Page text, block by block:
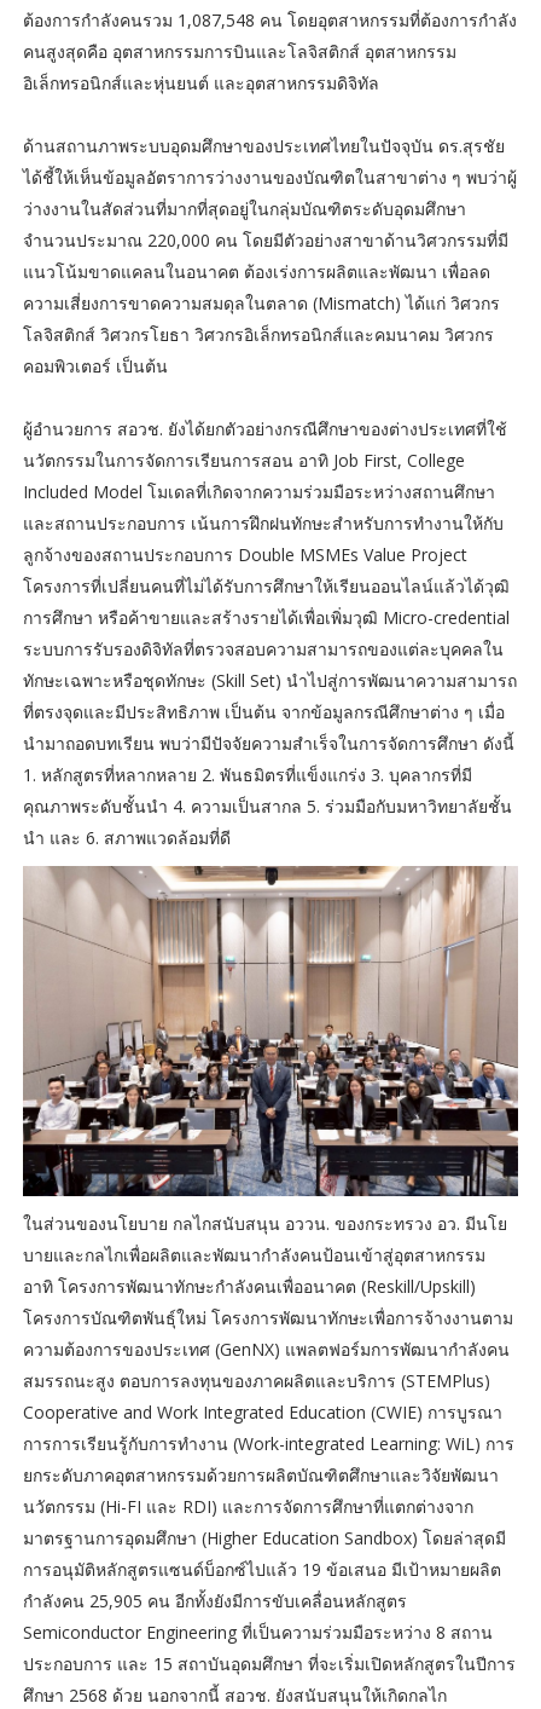
ต้องการกำลังคนรวม 1,087,548 คน โดยอุตสาหกรรมที่ต้องการกำลัง
คนสูงสุดคือ อุตสาหกรรมการบินและโลจิสติกส์ อุตสาหกรรม
อิเล็กทรอนิกส์และหุ่นยนต์ และอุตสาหกรรมดิจิทัล
ด้านสถานภาพระบบอุดมศึกษาของประเทศไทยในปัจจุบัน ดร.สุรชัย
ได้ชี้ให้เห็นข้อมูลอัตราการว่างงานของบัณฑิตในสาขาต่าง ๆ พบว่าผู้
ว่างงานในสัดส่วนที่มากที่สุดอยู่ในกลุ่มบัณฑิตระดับอุดมศึกษา
จำนวนประมาณ 220,000 คน โดยมีตัวอย่างสาขาด้านวิศวกรรมที่มี
แนวโน้มขาดแคลนในอนาคต ต้องเร่งการผลิตและพัฒนา เพื่อลด
ความเสี่ยงการขาดความสมดุลในตลาด (Mismatch) ได้แก่ วิศวกร
โลจิสติกส์ วิศวกรโยธา วิศวกรอิเล็กทรอนิกส์และคมนาคม วิศวกร
คอมพิวเตอร์ เป็นต้น
ผู้อำนวยการ สอวช. ยังได้ยกตัวอย่างกรณีศึกษาของต่างประเทศที่ใช้
นวัตกรรมในการจัดการเรียนการสอน อาทิ Job First, College
Included Model โมเดลที่เกิดจากความร่วมมือระหว่างสถานศึกษา
และสถานประกอบการ เน้นการฝึกฝนทักษะสำหรับการทำงานให้กับ
ลูกจ้างของสถานประกอบการ Double MSMEs Value Project
โครงการที่เปลี่ยนคนที่ไม่ได้รับการศึกษาให้เรียนออนไลน์แล้วได้วุฒิ
การศึกษา หรือค้าขายและสร้างรายได้เพื่อเพิ่มวุฒิ Micro-credential
ระบบการรับรองดิจิทัลที่ตรวจสอบความสามารถของแต่ละบุคคลใน
ทักษะเฉพาะหรือชุดทักษะ (Skill Set) นำไปสู่การพัฒนาความสามารถ
ที่ตรงจุดและมีประสิทธิภาพ เป็นต้น จากข้อมูลกรณีศึกษาต่าง ๆ เมื่อ
นำมาถอดบทเรียน พบว่ามีปัจจัยความสำเร็จในการจัดการศึกษา ดังนี้
1. หลักสูตรที่หลากหลาย 2. พันธมิตรที่แข็งแกร่ง 3. บุคลากรที่มี
คุณภาพระดับชั้นนำ 4. ความเป็นสากล 5. ร่วมมือกับมหาวิทยาลัยชั้น
นำ และ 6. สภาพแวดล้อมที่ดี
ในส่วนของนโยบาย กลไกสนับสนุน อววน. ของกระทรวง อว. มีนโย
บายและกลไกเพื่อผลิตและพัฒนากำลังคนป้อนเข้าสู่อุตสาหกรรม
อาทิ โครงการพัฒนาทักษะกำลังคนเพื่ออนาคต (Reskill/Upskill)
โครงการบัณฑิตพันธุ์ใหม่ โครงการพัฒนาทักษะเพื่อการจ้างงานตาม
ความต้องการของประเทศ (GenNX) แพลตฟอร์มการพัฒนากำลังคน
สมรรถนะสูง ตอบการลงทุนของภาคผลิตและบริการ (STEMPlus)
Cooperative and Work Integrated Education (CWIE) การบูรณา
การการเรียนรู้กับการทำงาน (Work-integrated Learning: WiL) การ
ยกระดับภาคอุตสาหกรรมด้วยการผลิตบัณฑิตศึกษาและวิจัยพัฒนา
นวัตกรรม (Hi-FI และ RDI) และการจัดการศึกษาที่แตกต่างจาก
มาตรฐานการอุดมศึกษา (Higher Education Sandbox) โดยล่าสุดมี
การอนุมัติหลักสูตรแซนด์บ็อกซ์ไปแล้ว 19 ข้อเสนอ มีเป้าหมายผลิต
กำลังคน 25,905 คน อีกทั้งยังมีการขับเคลื่อนหลักสูตร
Semiconductor Engineering ที่เป็นความร่วมมือระหว่าง 8 สถาน
ประกอบการ และ 15 สถาบันอุดมศึกษา ที่จะเริ่มเปิดหลักสูตรในปีการ
ศึกษา 2568 ด้วย นอกจากนี้ สอวช. ยังสนับสนุนให้เกิดกลไก